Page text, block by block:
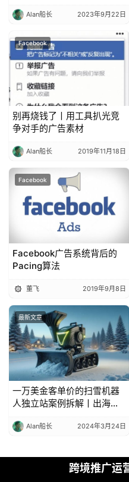
备，建议收藏
Alan船长 2023年9月22日
Facebook
别再烧钱了丨用工具扒光竞
争对手的广告素材
Alan船长 2019年11月18日
Facebook
Facebook广告系统背后的
Pacing算法
董飞 2019年9月8日
最新文章
一万美金客单价的扫雪机器
人独立站案例拆解丨出海笔
Alan船长 2024年3月24日
跨境推广运